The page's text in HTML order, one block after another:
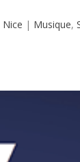
Nice | Musique,